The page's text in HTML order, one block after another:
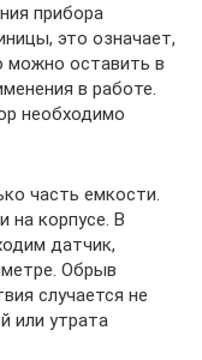
прибора
это означает,
можно оставить в
в работе.
необходимо
часть емкости.
на корпусе. В
датчик,
Обрыв
случается не
или утрата